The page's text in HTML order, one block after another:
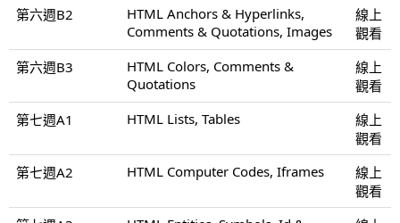
第六週B2
HTML Anchors & Hyperlinks,
Comments & Quotations, Images
線上
觀看
第六週B3
HTML Colors, Comments &
Quotations
線上
觀看
第七週A1
HTML Lists, Tables
線上
觀看
第七週A2
HTML Computer Codes, Iframes
線上
觀看